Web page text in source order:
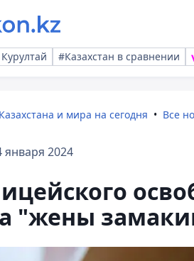
#Казахстан в сравнении
и мира на сегодня Все
января 2024
"жены